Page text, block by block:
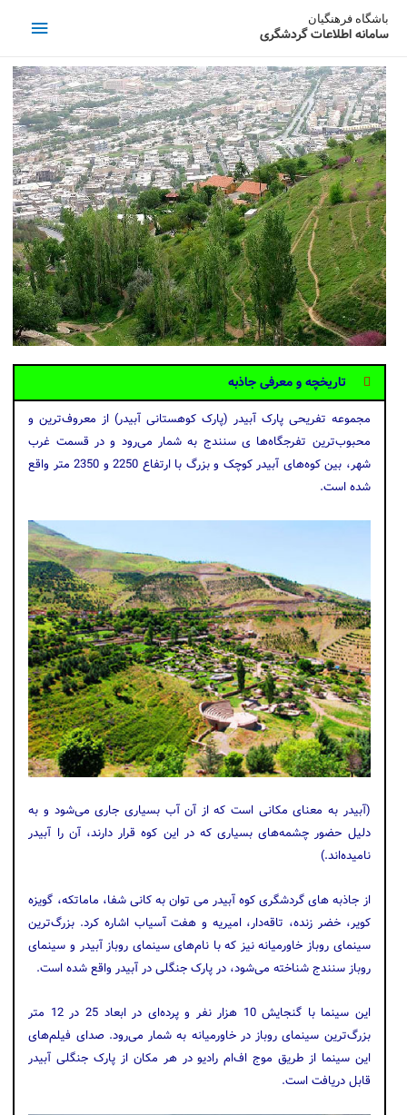
باشگاه فرهنگیان
سامانه اطلاعات گردشگری
تاریخچه و معرفی جاذبه
مجموعه تفریحی پارک آبیدر (پارک کوهستانی آبیدر) از معروف‌ترین و
محبوب‌ترین تفرجگاه‌‌ها ی سنندج به ‌شمار می‌رود و در قسمت غرب
شهر، بین کوه‌های آبیدر کوچک و بزرگ با ارتفاع 2250 و 2350 متر واقع
شده است.
(آبیدر به معنای مکانی است که از آن آب بسیاری جاری می‌شود و به
دلیل حضور چشمه‌های بسیاری که در این کوه قرار دارند، آن را آبیدر
نامیده‌اند.)
از جاذبه های گردشگری کوه آبیدر می توان به کانی شفا، ماماتکه، گویزه
کویر، خضر زنده، تاقه‌دار، امیریه و هفت آسیاب اشاره کرد. بزرگ‌ترین
سینمای روباز خاورمیانه نیز که با نام‌های سینمای روباز آبیدر و سینمای
روباز سنندج شناخته می‌شود، در پارک جنگلی در آبیدر واقع شده است.
این سینما با گنجایش 10 هزار نفر و پرده‌ای در ابعاد 25 در 12 متر
بزرگ‌ترین سینمای روباز در خاورمیانه به شمار می‌رود. صدای فیلم‌های
این سینما از طریق موج اف‌ام رادیو در هر مکان از پارک جنگلی آبیدر
قابل دریافت است.